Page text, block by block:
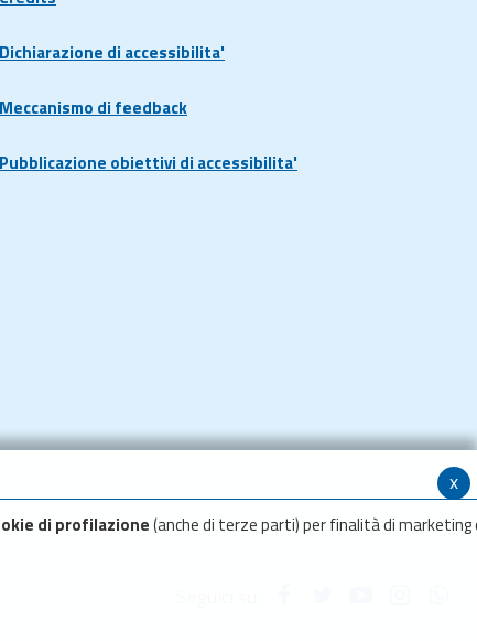
x
di profilazione(anche di terze parti) per finalità di marketing
Dichiarazione di accessibilita'
Meccanismo di feedback
Pubblicazione obiettivi di accessibilita'